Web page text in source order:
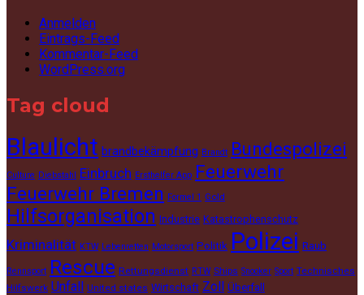
Anmelden
Eintrags-Feed
Kommentar-Feed
WordPress.org
Tag cloud
Blaulicht brandbekämpfung Brandt Bundespolizei
Culture Diebstahl Einbruch Ersthelfer App Feuerwehr
Feuerwehr Bremen Formel 1 Gold
Hilfsorganisation Industrie Katastrophenschutz
Kriminalität KTW Lebenretten Motorsport Politik Polizei Raub
Rennsport Rescue Rettungsdienst RTW Ships Snooker Sport Technisches
Hilfswerk Unfall United states Wirtschaft Zoll Überfall